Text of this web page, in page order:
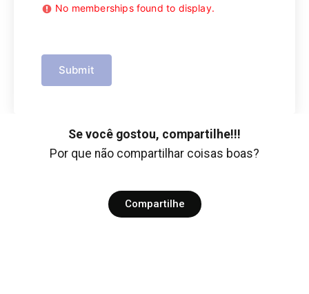
No memberships found to display.
Submit
Se você gostou, compartilhe!!!
Por que não compartilhar coisas boas?
Compartilhe